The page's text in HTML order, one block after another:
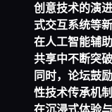
创意技术的演
式交互系统等
在人工智能辅
共享中不断突
同时，论坛鼓
性技术传承机